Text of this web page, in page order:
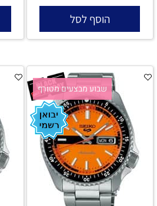
הוסף לסל
שבוע מבצעים מטורף